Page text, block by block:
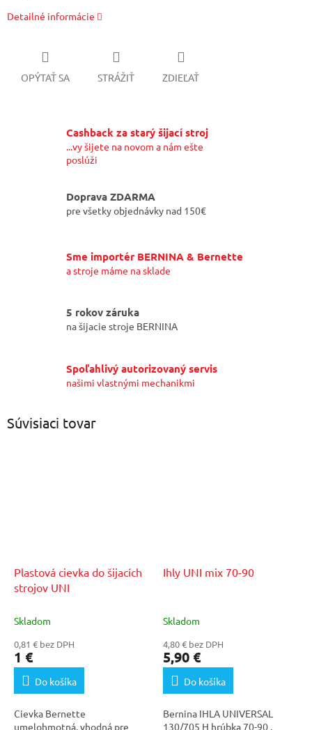
Detailné informácie
OPÝTAŤ SA STRÁŽIŤ ZDIEĽAŤ
Cashback za starý šijací stroj
...vy šijete na novom a nám ešte
poslúži
Doprava ZDARMA
pre všetky objednávky nad 150€
Sme importér BERNINA & Bernette
a stroje máme na sklade
5 rokov záruka
na šijacie stroje BERNINA
Spoľahlivý autorizovaný servis
našimi vlastnými mechanikmi
Súvisiaci tovar
Plastová cievka do šijacích
strojov UNI
Skladom
0,81 € bez DPH
1 €
Do košíka
Cievka Bernette
umelohmotná, vhodná pre
Ihly UNI mix 70-90
Skladom
4,80 € bez DPH
5,90 €
Do košíka
Bernina IHLA UNIVERSAL
130/705 H hrúbka 70-90 .